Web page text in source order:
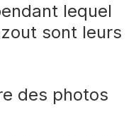
lequel
sont leurs
des photos